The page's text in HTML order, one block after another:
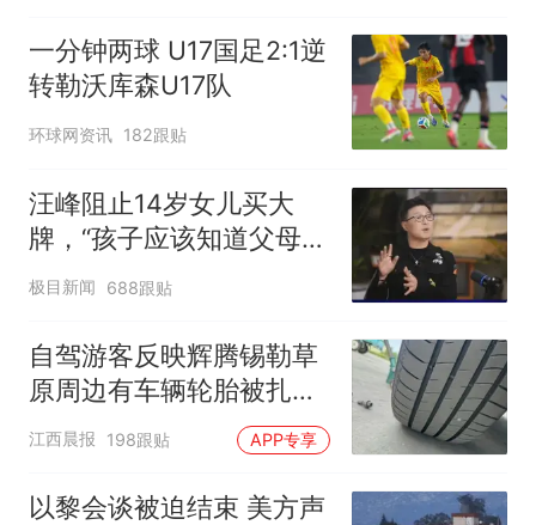
一分钟两球 U17国足2:1逆
转勒沃库森U17队
环球网资讯 182跟贴
汪峰阻止14岁女儿买大
牌，“孩子应该知道父母的
不易”，称自己买衣服80%
极目新闻 688跟贴
自驾游客反映辉腾锡勒草
原周边有车辆轮胎被扎，
修理店铺换胎价格高达千
元，官方发布情况通报
江西晨报 198跟贴 APP专享
以黎会谈被迫结束 美方声